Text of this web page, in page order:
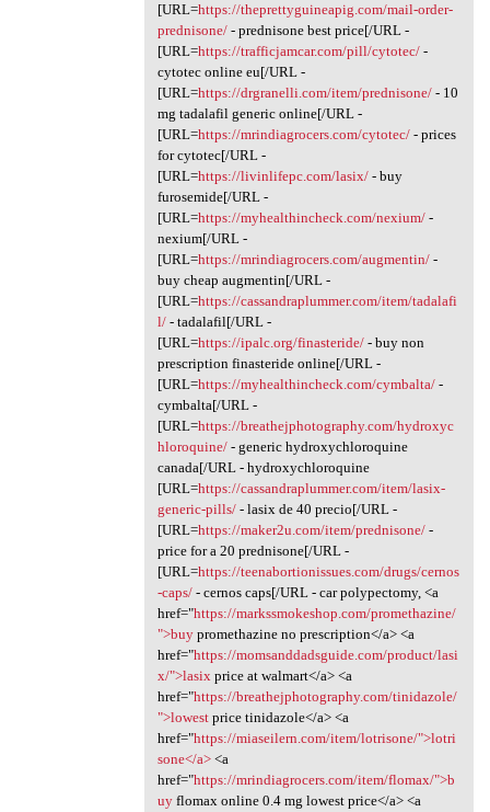
[URL=https://theprettyguineapig.com/mail-order-
prednisone/- prednisone best price[/URL -
[URL=https://trafficjamcar.com/pill/cytotec/-
cytotec online eu[/URL -
[URL=https://drgranelli.com/item/prednisone/- 10
mg tadalafil generic online[/URL -
[URL=https://mrindiagrocers.com/cytotec/- prices
for cytotec[/URL -
[URL=https://livinlifepc.com/lasix/- buy
furosemide[/URL -
[URL=https://myhealthincheck.com/nexium/-
nexium[/URL -
[URL=https://mrindiagrocers.com/augmentin/-
buy cheap augmentin[/URL -
[URL=https://cassandraplummer.com/item/tadalafi
l/- tadalafil[/URL -
[URL=https://ipalc.org/finasteride/- buy non
prescription finasteride online[/URL -
[URL=https://myhealthincheck.com/cymbalta/-
cymbalta[/URL -
[URL=https://breathejphotography.com/hydroxyc
hloroquine/- generic hydroxychloroquine
canada[/URL - hydroxychloroquine
[URL=https://cassandraplummer.com/item/lasix-
generic-pills/- lasix de 40 precio[/URL -
[URL=https://maker2u.com/item/prednisone/-
price for a 20 prednisone[/URL -
[URL=https://teenabortionissues.com/drugs/cernos
-caps/- cernos caps[/URL - car polypectomy, <a
href="https://markssmokeshop.com/promethazine/
">buypromethazine no prescription</a> <a
href="https://momsanddadsguide.com/product/lasi
x/">lasixprice at walmart</a> <a
href="https://breathejphotography.com/tinidazole/
">lowestprice tinidazole</a> <a
href="https://miaseilern.com/item/lotrisone/">lotri
sone</a><a
href="https://mrindiagrocers.com/item/flomax/">b
uyflomax online 0.4 mg lowest price</a> <a